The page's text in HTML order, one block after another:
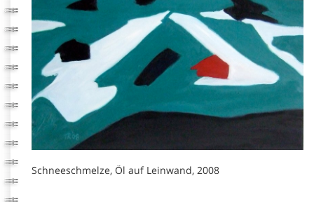
Schneeschmelze, Öl auf Leinwand, 2008